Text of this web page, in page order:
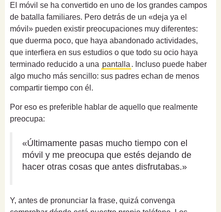
El móvil se ha convertido en uno de los grandes campos
de batalla familiares. Pero detrás de un «deja ya el
móvil» pueden existir preocupaciones muy diferentes:
que duerma poco, que haya abandonado actividades,
que interfiera en sus estudios o que todo su ocio haya
terminado reducido a una pantalla . Incluso puede haber
algo mucho más sencillo: sus padres echan de menos
compartir tiempo con él.
Por eso es preferible hablar de aquello que realmente
preocupa:
«Últimamente pasas mucho tiempo con el
móvil y me preocupa que estés dejando de
hacer otras cosas que antes disfrutabas.»
Y, antes de pronunciar la frase, quizá convenga